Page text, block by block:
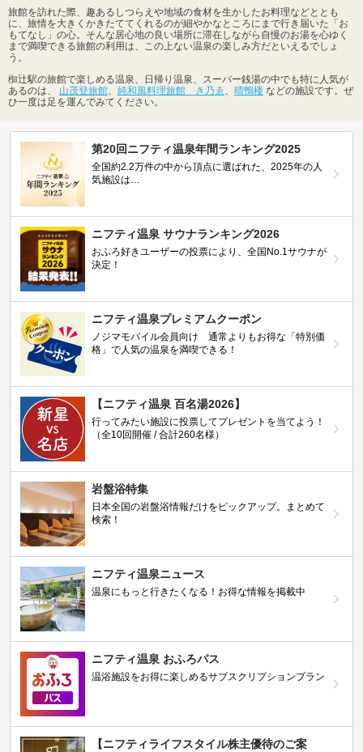
旅館を訪れた際、趣あるしつらえや地域の食材を生かしたお料理などととも
に、旅情を大きくかきたててくれるのが細やかなところにまで行き届いた「お
もてなし」の心。そんな居心地の良い場所に滞在しながら自慢のお湯を心ゆく
まで満喫できる旅館の利用は、この上ない温泉の楽しみ方だといえるでしょ
う。
椥辻駅の旅館で楽しめる温泉、日帰り温泉、スーパー銭湯の中でも特に人気が
あるのは、 山茂登旅館 純和風料理旅館 き乃ゑ 晴鴨楼 などの施設です。ぜ
ひ一度は足を運んでみてください。
第20回ニフティ温泉年間ランキング2025
全国約2.2万件の中から頂点に選ばれた、2025年の人
気施設は…
ニフティ温泉 サウナランキング2026
おふろ好きユーザーの投票により、全国No.1サウナが
決定！
ニフティ温泉プレミアムクーポン
ノジマモバイル会員向け 通常よりもお得な「特別価
格」で人気の温泉を満喫できる！
【ニフティ温泉 百名湯2026】
行ってみたい施設に投票してプレゼントを当てよう！
（全10回開催 / 合計260名様）
岩盤浴特集
日本全国の岩盤浴情報だけをピックアップ。まとめて
検索！
ニフティ温泉ニュース
温泉にもっと行きたくなる！お得な情報を掲載中
ニフティ温泉 おふろパス
温浴施設をお得に楽しめるサブスクリプションプラン
【ニフティライフスタイル株主優待のご案